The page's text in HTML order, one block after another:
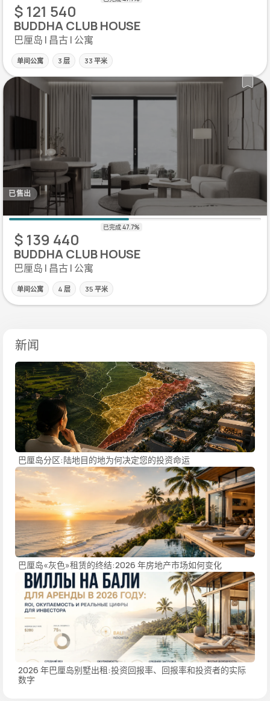
$ 121 540
BUDDHA CLUB HOUSE
巴厘岛 | 昌古 | 公寓
单间公寓 3 层 33 平米
已售出
$ 139 440
BUDDHA CLUB HOUSE
巴厘岛 | 昌古 | 公寓
单间公寓 4 层 35 平米
新闻
巴厘岛分区:陆地目的地为何决定您的投资命运
巴厘岛«灰色»租赁的终结:2026 年房地产市场如何变化
2026 年巴厘岛别墅出租:投资回报率、回报率和投资者的实际
数字